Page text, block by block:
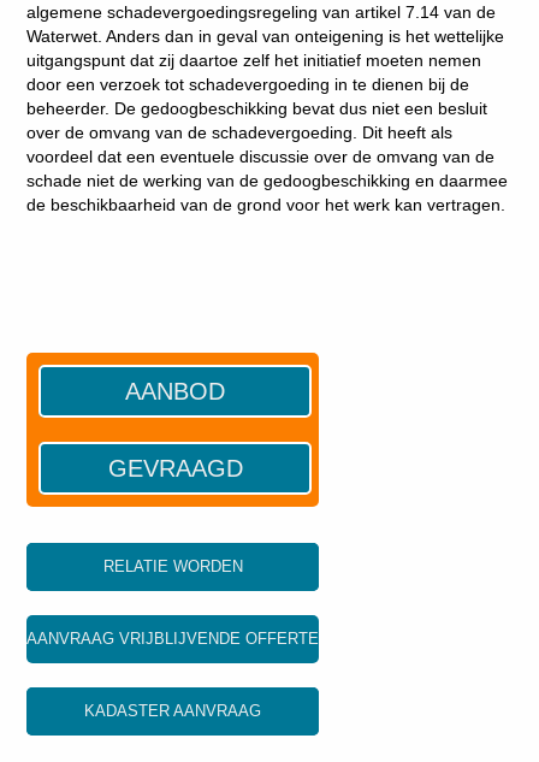
algemene schadevergoedingsregeling van artikel 7.14 van de
Waterwet. Anders dan in geval van onteigening is het wettelijke
uitgangspunt dat zij daartoe zelf het initiatief moeten nemen
door een verzoek tot schadevergoeding in te dienen bij de
beheerder. De gedoogbeschikking bevat dus niet een besluit
over de omvang van de schadevergoeding. Dit heeft als
voordeel dat een eventuele discussie over de omvang van de
schade niet de werking van de gedoogbeschikking en daarmee
de beschikbaarheid van de grond voor het werk kan vertragen.
AANBOD
GEVRAAGD
RELATIE WORDEN
AANVRAAG VRIJBLIJVENDE OFFERTE
KADASTER AANVRAAG